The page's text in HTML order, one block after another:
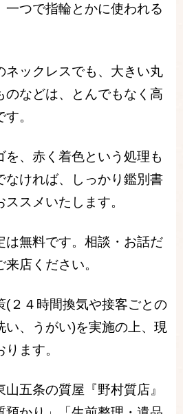
一つで指輪とかに使われる
ネックレスでも、大きい丸
のなどは、とんでもなく高
。
を、赤く着色という処理も
なければ、しっかり鑑別書
スメいたします。
は無料です。相談・お話だ
店ください。
(２４時間換気や接客ごとの
い、うがい)を実施の上、現
ます。
五条の質屋『野村質店』